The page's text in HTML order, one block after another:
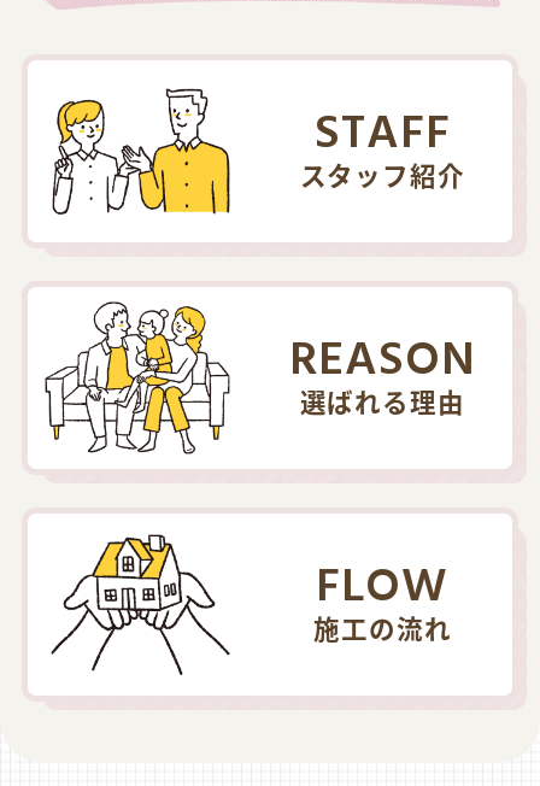
STAFF
スタッフ紹介
REASON
選ばれる理由
FLOW
施工の流れ